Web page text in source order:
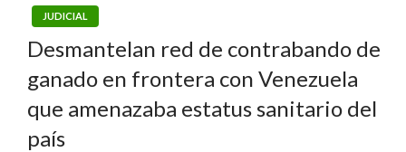
JUDICIAL
Desmantelan red de contrabando de
ganado en frontera con Venezuela
que amenazaba estatus sanitario del
país